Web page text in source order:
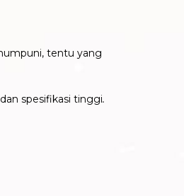
tentu yang
spesifikasi tinggi.